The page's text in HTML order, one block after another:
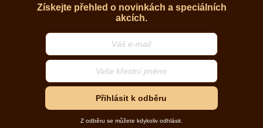
Získejte přehled o novinkách a speciálních
akcích.
Přihlásit k odběru
Z odběru se můžete kdykoliv odhlásit.